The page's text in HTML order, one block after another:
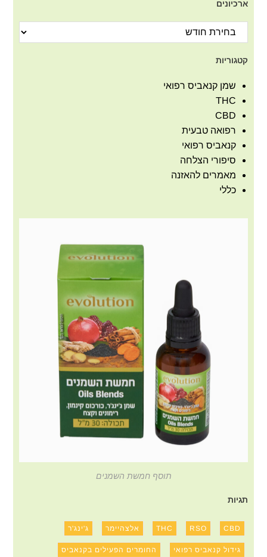
ארכיונים
קטגוריות
שמן קנאביס רפואי
THC
CBD
רפואה טבעית
קנאביס רפואי
סיפורי הצלחה
מאמרים להאזנה
כללי
תוסף חמשת השמנים
תגיות
CBD
RSO
THC אלצהיימר ג'ינג'ר
גידול קנאביס רפואי החומרים הפעילים בקנאביס